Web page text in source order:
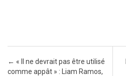
Post navigation
← « Il ne devrait pas être utilisé
comme appât » : Liam Ramos,